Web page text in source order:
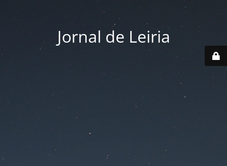
Jornal de Leiria